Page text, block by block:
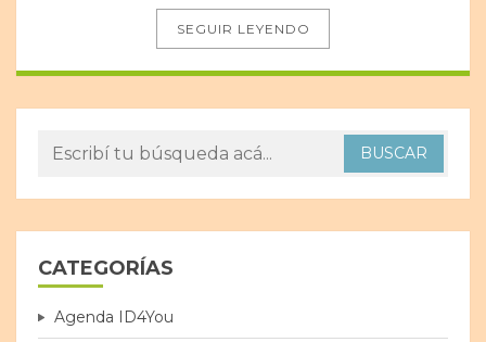
SEGUIR LEYENDO
CATEGORÍAS
Agenda ID4You